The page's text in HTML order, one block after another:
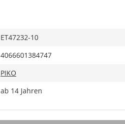
ET47232-10
4066601384747
PIKO
ab 14 Jahren